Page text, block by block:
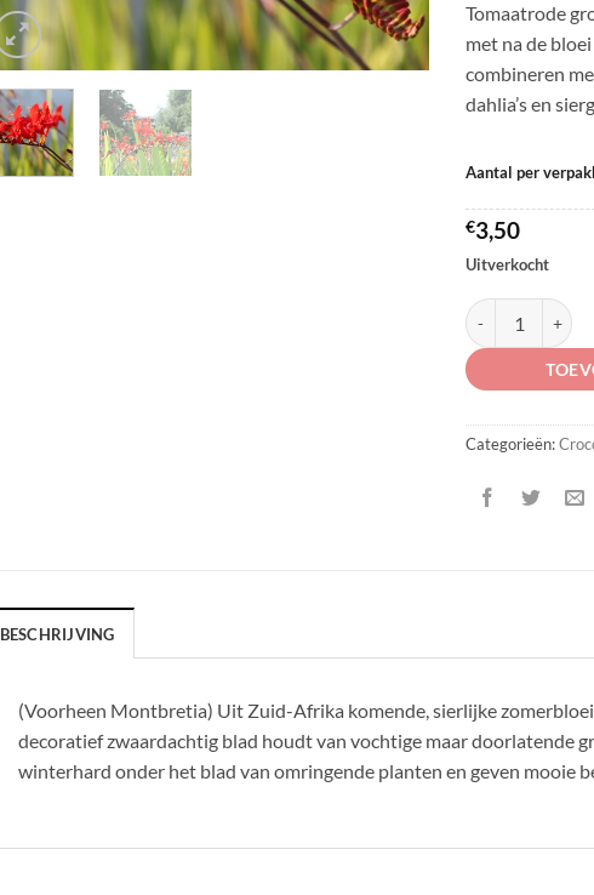
Tomaatrode
met na de
combineren
dahlia’s en
Aantal per
€3,50
Uitverkocht
Crocosmia
Categorieën:
BESCHRIJVING
(Voorheen Montbretia) Uit Zuid-Afrika komende, sierlijke
decoratief zwaardachtig blad houdt van vochtige maar doorlatende
winterhard onder het blad van omringende planten en geven mooie